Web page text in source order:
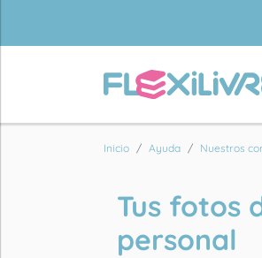
Inicio Ayuda Nuestros
Tus fotos
personal